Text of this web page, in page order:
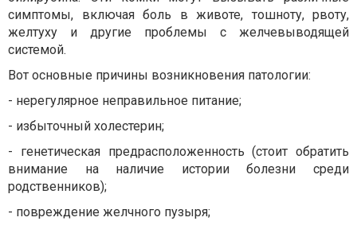
симптомы, включая боль в животе, тошноту, рвоту,
желтуху и другие проблемы с желчевыводящей
системой.
Вот основные причины возникновения патологии:
- нерегулярное неправильное питание;
- избыточный холестерин;
- генетическая предрасположенность (стоит обратить
внимание на наличие истории болезни среди
родственников);
- повреждение желчного пузыря;